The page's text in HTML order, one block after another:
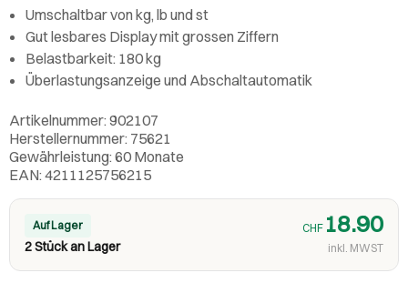
Umschaltbar von kg, lb und st
Gut lesbares Display mit grossen Ziffern
Belastbarkeit: 180 kg
Überlastungsanzeige und Abschaltautomatik
Artikelnummer: 902107
Herstellernummer: 75621
Gewährleistung: 60 Monate
EAN: 4211125756215
Auf Lager
2 Stück an Lager
CHF 18.90
inkl. MWST